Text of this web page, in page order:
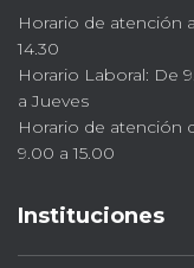
Horario de atención
14.30
Horario Laboral: De
a Jueves
Horario de atención
9.00 a 15.00
Instituciones